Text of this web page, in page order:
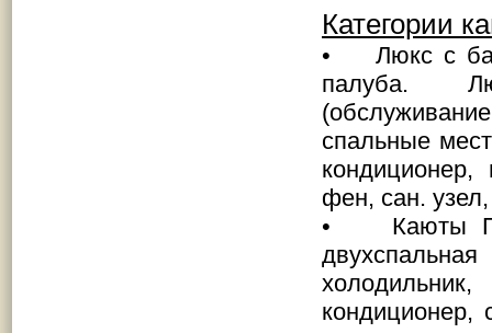
Категории
• Люкс с
палуба.
спальные
фен, сан.
• Каюты